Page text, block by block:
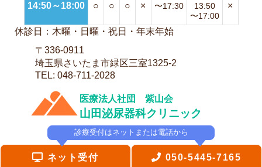
14:50～18:00
○ ○ ○ × 〜17:30
13:50
〜17:00
×
休診日：木曜・日曜・祝日・年末年始
〒336-0911
埼玉県さいたま市緑区三室1325-2
TEL: 048-711-2028
医療法人社団 紫山会
山田泌尿器科クリニック
診療受付はネットまたは電話から
ネット受付 050-5445-7165